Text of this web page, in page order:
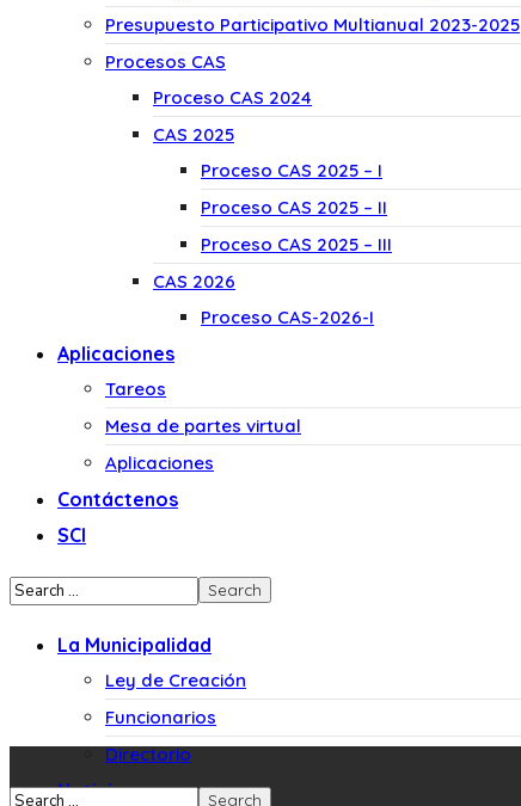
Presupuesto Participativo Multianual 2023-2025
Procesos CAS
Proceso CAS 2024
CAS 2025
Proceso CAS 2025 – I
Proceso CAS 2025 – II
Proceso CAS 2025 – III
CAS 2026
Proceso CAS-2026-I
Aplicaciones
Tareos
Mesa de partes virtual
Aplicaciones
Contáctenos
SCI
La Municipalidad
Ley de Creación
Funcionarios
Directorio
Noticias